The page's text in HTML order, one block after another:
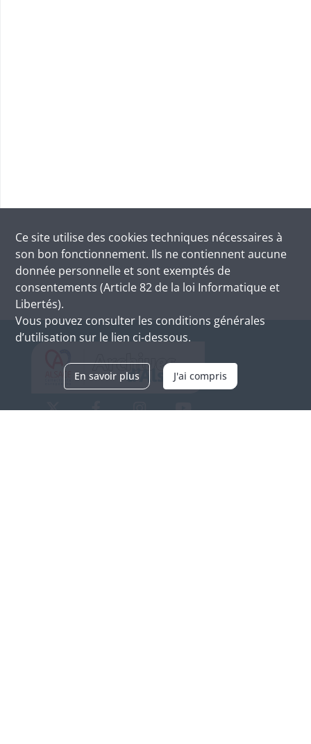
Ce site utilise des cookies techniques nécessaires à
son bon fonctionnement. Ils ne contiennent aucune
donnée personnelle et sont exemptés de
consentements (Article 82 de la loi Informatique et
Libertés).
Vous pouvez consulter les conditions générales
d’utilisation sur le lien ci-dessous.
En savoir plus J'ai compris